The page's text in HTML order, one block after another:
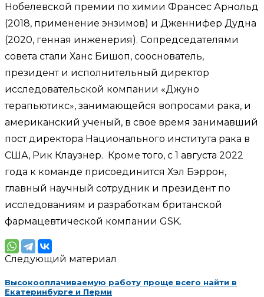
Нобелевской премии по химии Франсес Арнольд
(2018, применение энзимов) и Дженнифер Дудна
(2020, генная инженерия). Сопредседателями
совета стали Ханс Бишоп, сооснователь,
президент и исполнительный директор
исследовательской компании «Джуно
терапьютикс», занимающейся вопросами рака, и
американский ученый, в свое время занимавший
пост директора Национального института рака в
США, Рик Клаузнер. Кроме того, с 1 августа 2022
года к команде присоединится Хэл Бэррон,
главный научный сотрудник и президент по
исследованиям и разработкам британской
фармацевтической компании GSK.
Следующий материал
Высокооплачиваемую работу проще всего найти в
Екатеринбурге и Перми